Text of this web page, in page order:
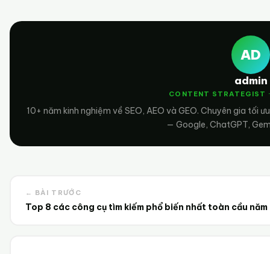
AD
admin
CONTENT STRATEGIST
10+ năm kinh nghiệm về SEO, AEO và GEO. Chuyên gia
— Google, ChatGPT,
← BÀI TRƯỚC
Top 8 các công cụ tìm kiếm phổ biến nhất toàn cầu